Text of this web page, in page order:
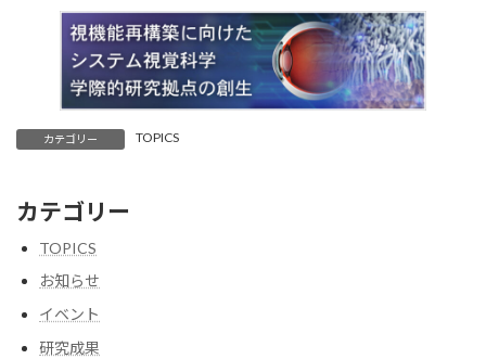
カテゴリー TOPICS
カテゴリー
TOPICS
お知らせ
イベント
研究成果